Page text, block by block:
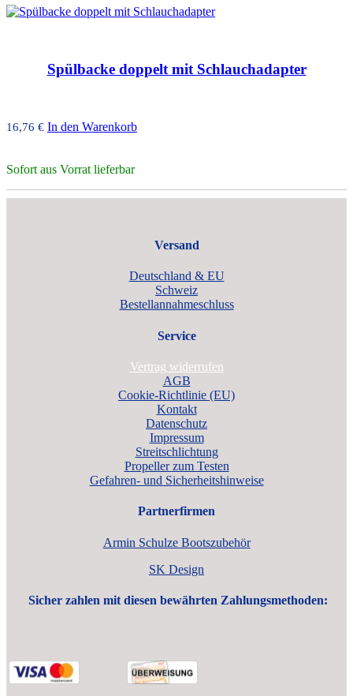
Spülbacke doppelt mit Schlauchadapter
16,76 € In den Warenkorb
Sofort aus Vorrat lieferbar
Versand
Deutschland & EU
Schweiz
Bestellannahmeschluss
Service
Vertrag widerrufen
AGB
Cookie-Richtlinie (EU)
Kontakt
Datenschutz
Impressum
Streitschlichtung
Propeller zum Testen
Gefahren- und Sicherheitshinweise
Partnerfirmen
Armin Schulze Bootszubehör
SK Design
Sicher zahlen mit diesen bewährten Zahlungsmethoden: